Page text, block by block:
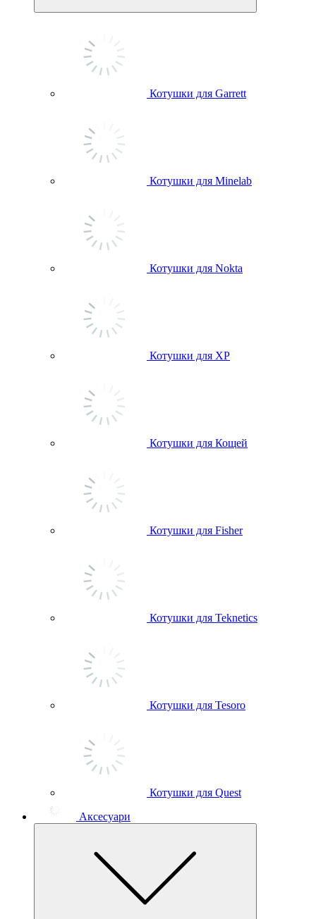
Котушки для Garrett
Котушки для Minelab
Котушки для Nokta
Котушки для ХР
Котушки для Кощей
Котушки для Fisher
Котушки для Teknetics
Котушки для Tesoro
Котушки для Quest
Аксесуари